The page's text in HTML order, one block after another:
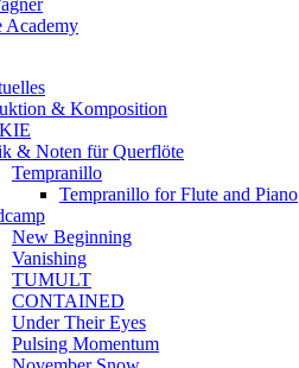
Academy
& Komposition
& Noten für Querflöte
Tempranillo
Tempranillo for Flute and Piano
New Beginning
Vanishing
TUMULT
CONTAINED
Under Their Eyes
Pulsing Momentum